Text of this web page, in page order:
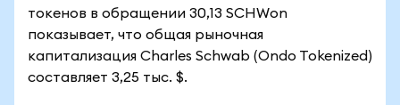
токенов в обращении 30,13 SCHWon
показывает, что общая рыночная
капитализация Charles Schwab (Ondo Tokenized)
составляет 3,25 тыс. $.